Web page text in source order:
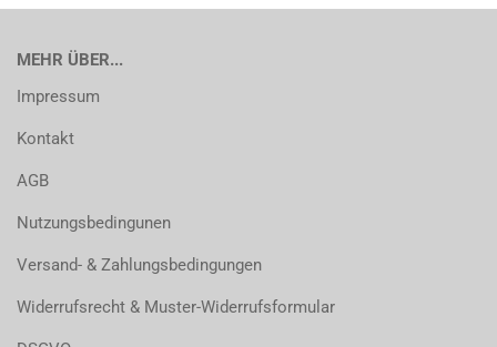
MEHR ÜBER...
Impressum
Kontakt
AGB
Nutzungsbedingunen
Versand- & Zahlungsbedingungen
Widerrufsrecht & Muster-Widerrufsformular